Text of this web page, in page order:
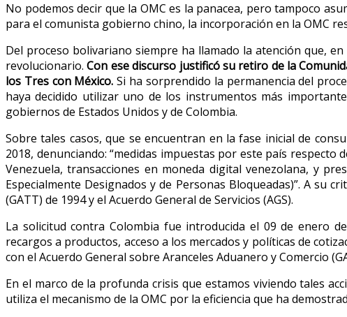
No podemos decir que la OMC es la panacea, pero tampoco
para el comunista gobierno chino, la incorporación en la OMC
Del proceso bolivariano siempre ha llamado la atención que,
revolucionario.Con ese discurso justificó su retiro de la
los Tres con México. Si ha sorprendido la permanencia del
haya decidido utilizar uno de los instrumentos más
gobiernos de Estados Unidos y de Colombia.
Sobre tales casos, que se encuentran en la fase inicial de
2018, denunciando: “medidas impuestas por este país
Venezuela, transacciones en moneda digital venezolana, y
Especialmente Designados y de Personas Bloqueadas)”. A su
(GATT) de 1994 y el Acuerdo General de Servicios (AGS).
La solicitud contra Colombia fue introducida el 09 de enero
recargos a productos, acceso a los mercados y políticas de
con el Acuerdo General sobre Aranceles Aduanero y Comercio
En el marco de la profunda crisis que estamos viviendo tales
utiliza el mecanismo de la OMC por la eficiencia que ha